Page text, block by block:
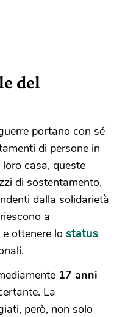
del
portano con sé
di persone in
casa, queste
di sostentamento,
dalla solidarietà
a
ottenere lo status
17 anni
La
però, non solo